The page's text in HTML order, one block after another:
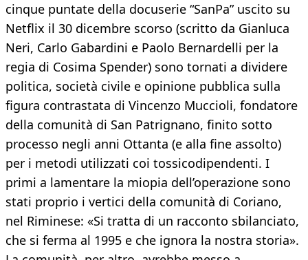
cinque puntate della docuserie “SanPa” uscito su
Netflix il 30 dicembre scorso (scritto da Gianluca
Neri, Carlo Gabardini e Paolo Bernardelli per la
regia di Cosima Spender) sono tornati a dividere
politica, società civile e opinione pubblica sulla
figura contrastata di Vincenzo Muccioli, fondatore
della comunità di San Patrignano, finito sotto
processo negli anni Ottanta (e alla fine assolto)
per i metodi utilizzati coi tossicodipendenti. I
primi a lamentare la miopia dell’operazione sono
stati proprio i vertici della comunità di Coriano,
nel Riminese: «Si tratta di un racconto sbilanciato,
che si ferma al 1995 e che ignora la nostra storia».